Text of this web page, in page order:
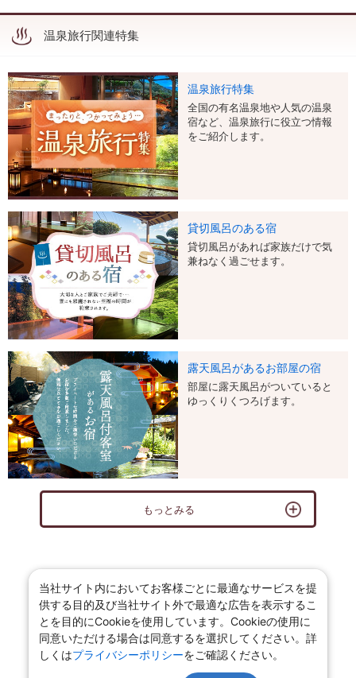
温泉旅行関連特集
温泉旅行特集
全国の有名温泉地や人気の温泉
宿など、温泉旅行に役立つ情報
をご紹介します。
貸切風呂のある宿
貸切風呂があれば家族だけで気
兼ねなく過ごせます。
露天風呂があるお部屋の宿
部屋に露天風呂がついていると
ゆっくりくつろげます。
もっとみる
当社サイト内においてお客様ごとに最適なサービスを提
供する目的及び当社サイト外で最適な広告を表示するこ
とを目的にCookieを使用しています。Cookieの使用に
同意いただける場合は同意するを選択してください。詳
しくはプライバシーポリシーをご確認ください。